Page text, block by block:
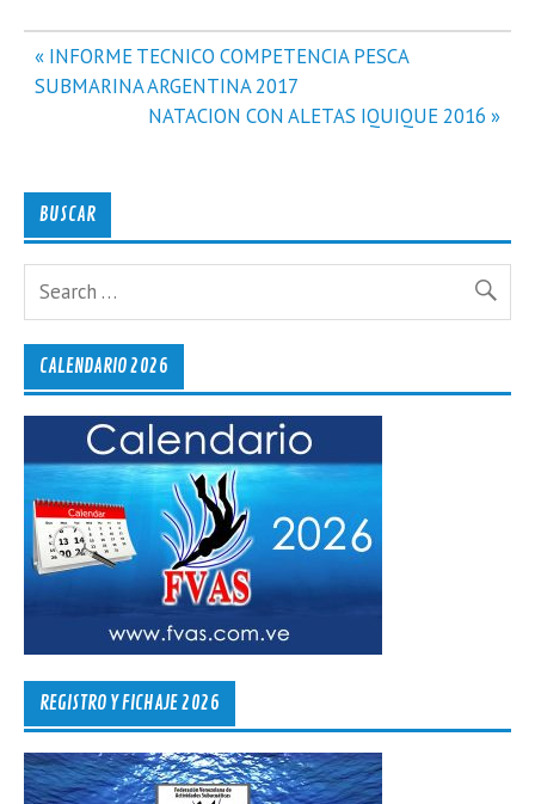
Navegación
de
« INFORME TECNICO COMPETENCIA PESCA
SUBMARINA ARGENTINA 2017
NATACION CON ALETAS IQUIQUE 2016 »
BUSCAR
CALENDARIO 2026
REGISTRO Y FICHAJE 2026